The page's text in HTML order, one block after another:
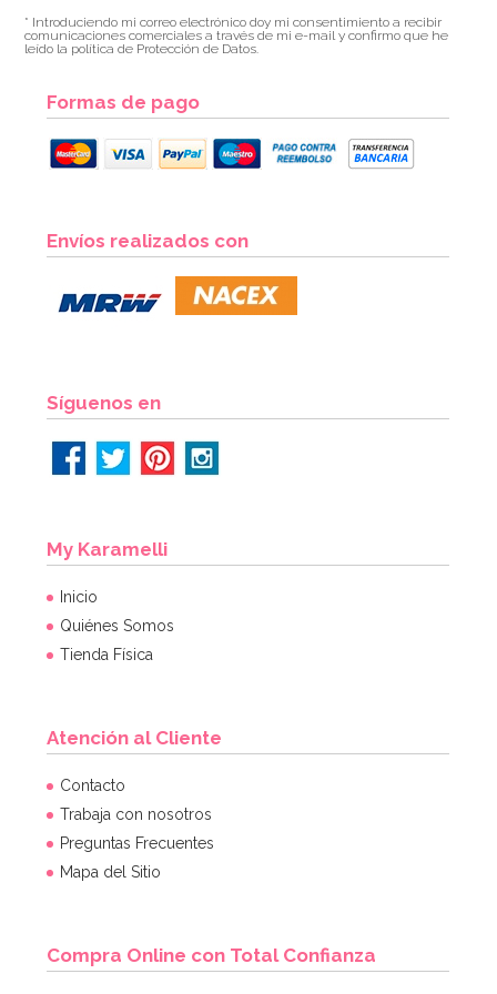
64,95€ 54,55€
Juego de 25 Pajitas Azul Vintage
AÑADIR
* Introduciendo mi correo electrónico doy mi consentimiento a recibir
comunicaciones comerciales a través de mi e-mail y confirmo que he
leído la política de Protección de Datos.
Formas de pago
Envíos realizados con
Síguenos en
My Karamelli
Inicio
Quiénes Somos
Tienda Física
Atención al Cliente
Contacto
Trabaja con nosotros
Preguntas Frecuentes
Mapa del Sitio
Compra Online con Total Confianza